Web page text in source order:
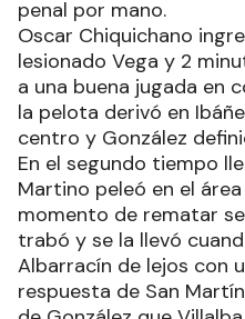
penal por mano.
Oscar Chiquichano
lesionado Vega y 2
a una buena jugada en
la pelota derivó en
centro y González
En el segundo tiempo
Martino peleó en el
momento de rematar
trabó y se la llevó
Albarracín de lejos con
respuesta de San